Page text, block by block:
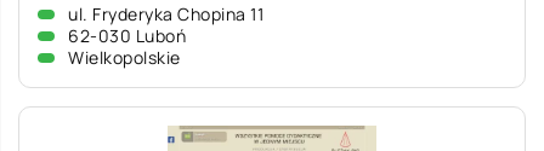
ul. Fryderyka Chopina 11
62-030 Luboń
Wielkopolskie